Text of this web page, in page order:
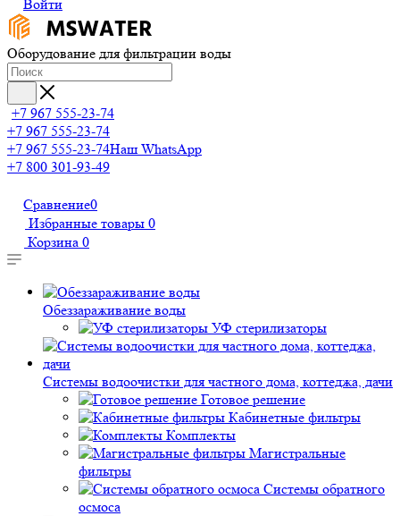
Войти
Оборудование для фильтрации воды
+7 967 555-23-74
+7 967 555-23-74
+7 967 555-23-74Наш WhatsApp
+7 800 301-93-49
Сравнение0
Избранные товары 0
Корзина 0
Обеззараживание воды
УФ стерилизаторы
Системы водоочистки для частного дома, коттеджа, дачи
Готовое решение
Кабинетные фильтры
Комплекты
Магистральные
фильтры
Системы обратного
осмоса